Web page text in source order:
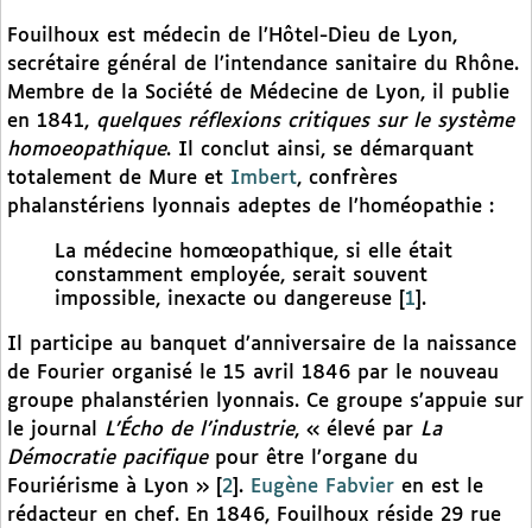
Fouilhoux est médecin de l’Hôtel-Dieu de Lyon,
secrétaire général de l’intendance sanitaire du Rhône.
Membre de la Société de Médecine de Lyon, il publie
en 1841, quelques réflexions critiques sur le système
homoeopathique. Il conclut ainsi, se démarquant
totalement de Mure et Imbert, confrères
phalanstériens lyonnais adeptes de l’homéopathie :
La médecine homœopathique, si elle était
constamment employée, serait souvent
impossible, inexacte ou dangereuse
1 .
Il participe au banquet d’anniversaire de la naissance
de Fourier organisé le 15 avril 1846 par le nouveau
groupe phalanstérien lyonnais. Ce groupe s’appuie sur
le journal L’Écho de l’industrie, « élevé par La
Démocratie pacifiquepour être l’organe du
Fouriérisme à Lyon »
2 . Eugène Fabvier en est le
rédacteur en chef. En 1846, Fouilhoux réside 29 rue